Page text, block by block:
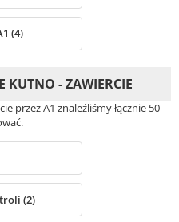
(4)
KUTNO - ZAWIERCIE
przez A1 znaleźliśmy łącznie 50
(2)